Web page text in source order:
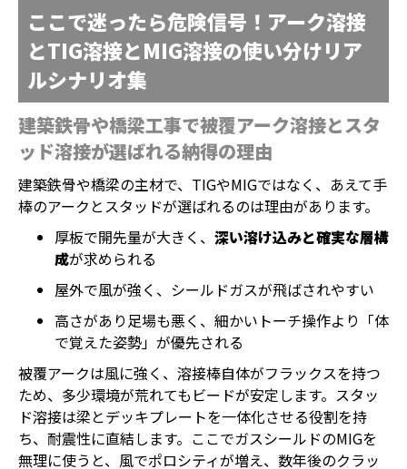
ここで迷ったら危険信号！アーク溶接
とTIG溶接とMIG溶接の使い分けリア
ルシナリオ集
建築鉄骨や橋梁工事で被覆アーク溶接とスタ
ッド溶接が選ばれる納得の理由
建築鉄骨や橋梁の主材で、TIGやMIGではなく、あえて手
棒のアークとスタッドが選ばれるのは理由があります。
厚板で開先量が大きく、 深い溶け込みと確実な層構
成が求められる
屋外で風が強く、シールドガスが飛ばされやすい
高さがあり足場も悪く、細かいトーチ操作より「体
で覚えた姿勢」が優先される
被覆アークは風に強く、溶接棒自体がフラックスを持つ
ため、多少環境が荒れてもビードが安定します。スタッ
ド溶接は梁とデッキプレートを一体化させる役割を持
ち、耐震性に直結します。ここでガスシールドのMIGを
無理に使うと、風でポロシティが増え、数年後のクラッ